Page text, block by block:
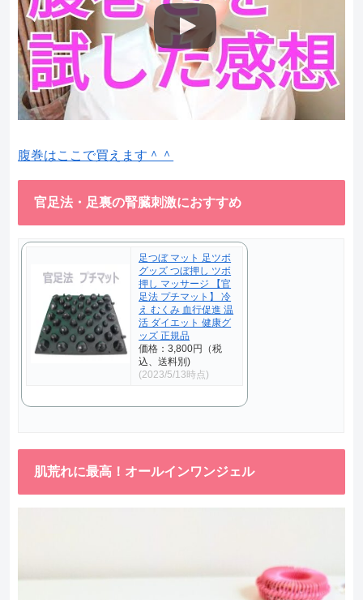
腹巻はここで買えます＾＾
官足法・足裏の腎臓刺激におすすめ
足つぼ マット 足ツボ
グッズ つぼ押し ツボ
押し マッサージ 【官
足法 プチマット】 冷
え むくみ 血行促進 温
活 ダイエット 健康グ
ッズ 正規品
価格：3,800円（税
込、送料別)
(2023/5/13時点)
肌荒れに最高！オールインワンジェル